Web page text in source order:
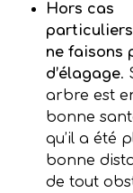
Hors cas
ne faisons
d’élagage.
arbre est
bonne
qu’il a été
bonne
de tout